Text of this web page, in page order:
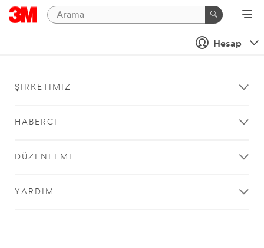
Hesap
ŞIRKETIMIZ
HABERCI
DÜZENLEME
YARDIM